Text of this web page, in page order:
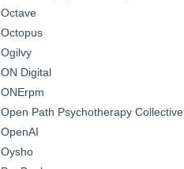
Octave
Octopus
Ogilvy
ON Digital
ONErpm
Open Path Psychotherapy Collective
OpenAI
Oysho